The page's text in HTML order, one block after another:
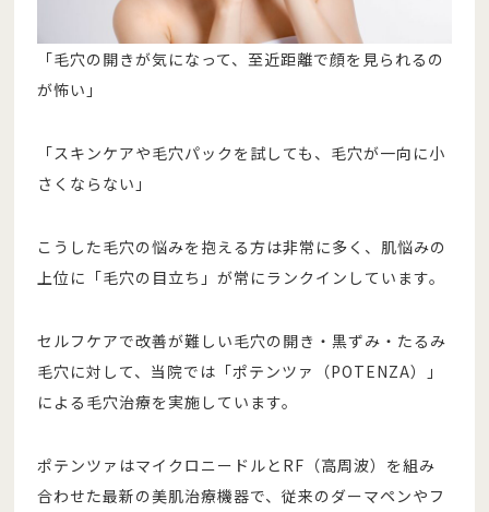
「毛穴の開きが気になって、至近距離で顔を見られるの
が怖い」
「スキンケアや毛穴パックを試しても、毛穴が一向に小
さくならない」
こうした毛穴の悩みを抱える方は非常に多く、肌悩みの
上位に「毛穴の目立ち」が常にランクインしています。
セルフケアで改善が難しい毛穴の開き・黒ずみ・たるみ
毛穴に対して、当院では「ポテンツァ（POTENZA）」
による毛穴治療を実施しています。
ポテンツァはマイクロニードルとRF（高周波）を組み
合わせた最新の美肌治療機器で、従来のダーマペンやフ